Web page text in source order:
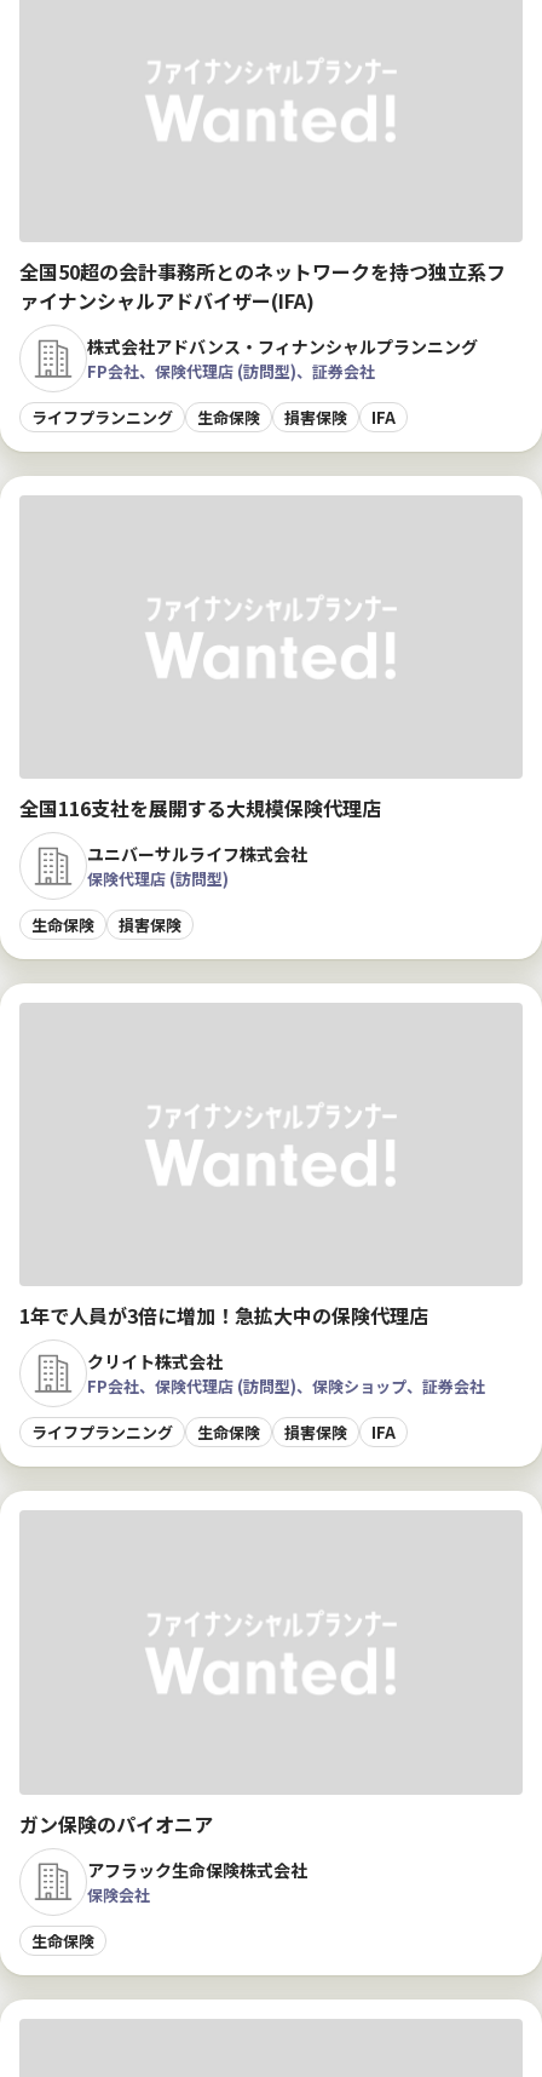
全国50超の会計事務所とのネットワークを持つ独立系フ
ァイナンシャルアドバイザー(IFA)
株式会社アドバンス・フィナンシャルプランニング
FP会社、保険代理店 (訪問型)、証券会社
ライフプランニング
生命保険 損害保険 IFA
全国116支社を展開する大規模保険代理店
ユニバーサルライフ株式会社
保険代理店 (訪問型)
生命保険
損害保険
1年で人員が3倍に増加！急拡大中の保険代理店
クリイト株式会社
FP会社、保険代理店 (訪問型)、保険ショップ、証券会社
ライフプランニング
生命保険 損害保険 IFA
ガン保険のパイオニア
アフラック生命保険株式会社
保険会社
生命保険